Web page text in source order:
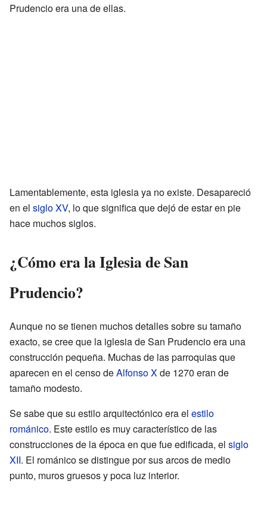
Prudencio era una de ellas.
Lamentablemente, esta iglesia ya no existe. Desapareció
en el siglo XV, lo que significa que dejó de estar en pie
hace muchos siglos.
¿Cómo era la Iglesia de San
Prudencio?
Aunque no se tienen muchos detalles sobre su tamaño
exacto, se cree que la iglesia de San Prudencio era una
construcción pequeña. Muchas de las parroquias que
aparecen en el censo deAlfonso Xde 1270 eran de
tamaño modesto.
Se sabe que su estilo arquitectónico era el estilo
románico. Este estilo es muy característico de las
construcciones de la época en que fue edificada, el siglo
XII. El románico se distingue por sus arcos de medio
punto, muros gruesos y poca luz interior.